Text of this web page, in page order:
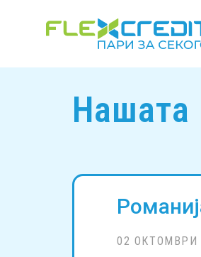
Нашата
02 ОКТОМВРИ